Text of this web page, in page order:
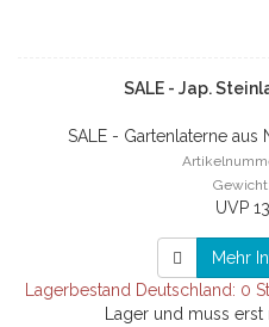
SALE - Jap.
SALE - Gartenlaterne aus
UVP
Mehr
Lagerbestand Deutschland: 0
Lager und muss